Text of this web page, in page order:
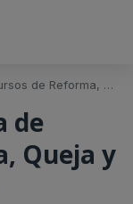
Queja y Súplica en la LECrim
de
Queja y